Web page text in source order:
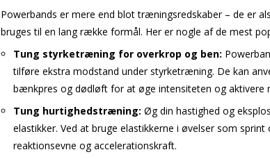
Powerbands er mere end blot træningsredskaber – de er
bruges til en lang række formål. Her er nogle af de mest
Tung styrketræning for overkrop og ben:
tilføre ekstra modstand under styrketræning. De kan
bænkpres og dødløft for at øge intensiteten og aktivere
Tung hurtighedstræning: Øg din hastighed og
elastikker. Ved at bruge elastikkerne i øvelser som
reaktionsevne og accelerationskraft.